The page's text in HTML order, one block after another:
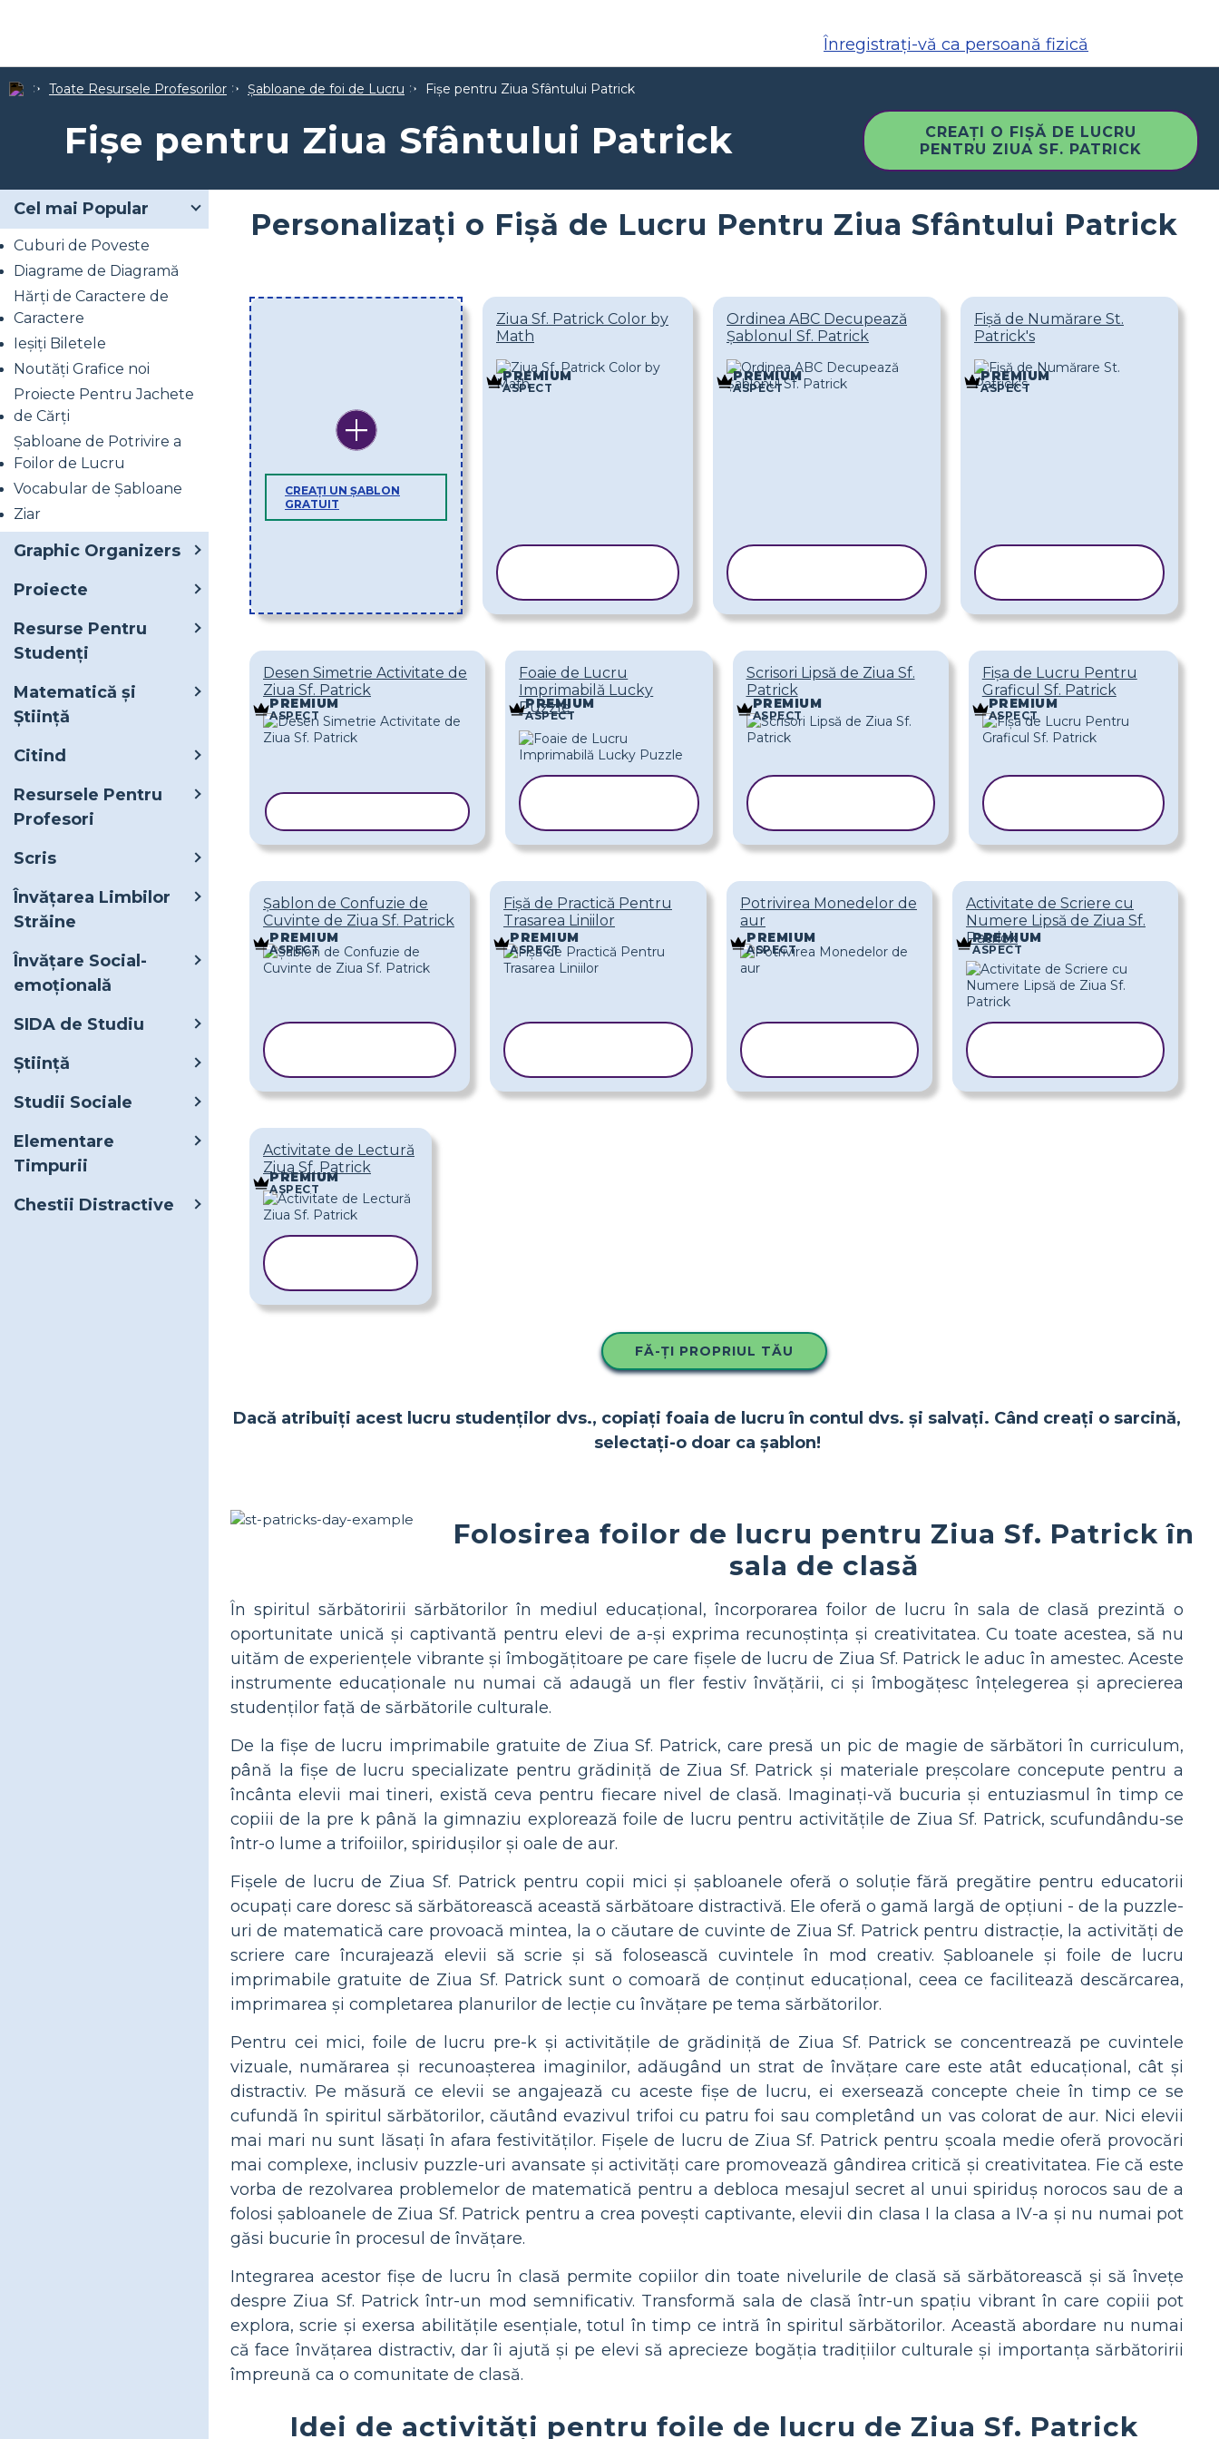
Înregistrați-vă ca persoană fizică
Toate Resursele Profesorilor Șabloane de foi de Lucru Fișe pentru Ziua Sfântului Patrick
Fișe pentru Ziua Sfântului Patrick
CREAȚI O FIȘĂ DE LUCRU
PENTRU ZIUA SF. PATRICK
Cel mai Popular
Cuburi de Poveste
Diagrame de Diagramă
Hărți de Caractere de
Caractere
Ieșiți Biletele
Noutăți Grafice noi
Proiecte Pentru Jachete
de Cărți
Șabloane de Potrivire a
Foilor de Lucru
Vocabular de Șabloane
Ziar
Graphic Organizers
Proiecte
Resurse Pentru
Studenți
Matematică și
Știință
Citind
Resursele Pentru
Profesori
Scris
Învățarea Limbilor
Străine
Învățare Social-
emoțională
SIDA de Studiu
Ştiinţă
Studii Sociale
Elementare
Timpurii
Chestii Distractive
Personalizați o Fișă de Lucru Pentru Ziua Sfântului Patrick
CREAȚI UN ȘABLON
GRATUIT
Ziua Sf. Patrick Color by
Math
PREMIUM
ASPECT
Ordinea ABC Decupează
Șablonul Sf. Patrick
PREMIUM
ASPECT
Fișă de Numărare St.
Patrick's
PREMIUM
ASPECT
Desen Simetrie Activitate de
Ziua Sf. Patrick
PREMIUM
ASPECT
Foaie de Lucru
Imprimabilă Lucky
Puzzle
PREMIUM
ASPECT
Scrisori Lipsă de Ziua Sf.
Patrick
PREMIUM
ASPECT
Fișa de Lucru Pentru
Graficul Sf. Patrick
PREMIUM
ASPECT
Șablon de Confuzie de
Cuvinte de Ziua Sf. Patrick
PREMIUM
ASPECT
Fișă de Practică Pentru
Trasarea Liniilor
PREMIUM
ASPECT
Potrivirea Monedelor de
aur
PREMIUM
ASPECT
Activitate de Scriere cu
Numere Lipsă de Ziua Sf.
Patrick
PREMIUM
ASPECT
Activitate de Lectură
Ziua Sf. Patrick
PREMIUM
ASPECT
FĂ-ȚI PROPRIUL TĂU
Dacă atribuiți acest lucru studenților dvs., copiați foaia de lucru în contul dvs. și salvați. Când creați o sarcină,
selectați-o doar ca șablon!
Folosirea foilor de lucru pentru Ziua Sf. Patrick în
sala de clasă
În spiritul sărbătoririi sărbătorilor în mediul educațional, încorporarea foilor de lucru în sala de clasă prezintă o
oportunitate unică și captivantă pentru elevi de a-și exprima recunoștința și creativitatea. Cu toate acestea, să nu
uităm de experiențele vibrante și îmbogățitoare pe care fișele de lucru de Ziua Sf. Patrick le aduc în amestec. Aceste
instrumente educaționale nu numai că adaugă un fler festiv învățării, ci și îmbogățesc înțelegerea și aprecierea
studenților față de sărbătorile culturale.
De la fișe de lucru imprimabile gratuite de Ziua Sf. Patrick, care presă un pic de magie de sărbători în curriculum,
până la fișe de lucru specializate pentru grădiniță de Ziua Sf. Patrick și materiale preșcolare concepute pentru a
încânta elevii mai tineri, există ceva pentru fiecare nivel de clasă. Imaginați-vă bucuria și entuziasmul în timp ce
copiii de la pre k până la gimnaziu explorează foile de lucru pentru activitățile de Ziua Sf. Patrick, scufundându-se
într-o lume a trifoiilor, spiridușilor și oale de aur.
Fișele de lucru de Ziua Sf. Patrick pentru copii mici și șabloanele oferă o soluție fără pregătire pentru educatorii
ocupați care doresc să sărbătorească această sărbătoare distractivă. Ele oferă o gamă largă de opțiuni - de la puzzle-
uri de matematică care provoacă mintea, la o căutare de cuvinte de Ziua Sf. Patrick pentru distracție, la activități de
scriere care încurajează elevii să scrie și să folosească cuvintele în mod creativ. Șabloanele și foile de lucru
imprimabile gratuite de Ziua Sf. Patrick sunt o comoară de conținut educațional, ceea ce facilitează descărcarea,
imprimarea și completarea planurilor de lecție cu învățare pe tema sărbătorilor.
Pentru cei mici, foile de lucru pre-k și activitățile de grădiniță de Ziua Sf. Patrick se concentrează pe cuvintele
vizuale, numărarea și recunoașterea imaginilor, adăugând un strat de învățare care este atât educațional, cât și
distractiv. Pe măsură ce elevii se angajează cu aceste fișe de lucru, ei exersează concepte cheie în timp ce se
cufundă în spiritul sărbătorilor, căutând evazivul trifoi cu patru foi sau completând un vas colorat de aur. Nici elevii
mai mari nu sunt lăsați în afara festivităților. Fișele de lucru de Ziua Sf. Patrick pentru școala medie oferă provocări
mai complexe, inclusiv puzzle-uri avansate și activități care promovează gândirea critică și creativitatea. Fie că este
vorba de rezolvarea problemelor de matematică pentru a debloca mesajul secret al unui spiriduș norocos sau de a
folosi șabloanele de Ziua Sf. Patrick pentru a crea povești captivante, elevii din clasa I la clasa a IV-a și nu numai pot
găsi bucurie în procesul de învățare.
Integrarea acestor fișe de lucru în clasă permite copiilor din toate nivelurile de clasă să sărbătorească și să învețe
despre Ziua Sf. Patrick într-un mod semnificativ. Transformă sala de clasă într-un spațiu vibrant în care copiii pot
explora, scrie și exersa abilitățile esențiale, totul în timp ce intră în spiritul sărbătorilor. Această abordare nu numai
că face învățarea distractiv, dar îi ajută și pe elevi să aprecieze bogăția tradițiilor culturale și importanța sărbătoririi
împreună ca o comunitate de clasă.
Idei de activități pentru foile de lucru de Ziua Sf. Patrick